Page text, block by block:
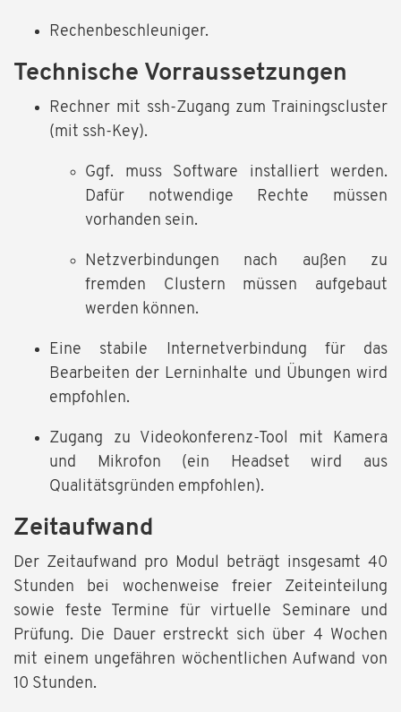
Rechenbeschleuniger.
Technische Vorraussetzungen
Rechner mit ssh-Zugang zum Trainingscluster
(mit ssh-Key).
Ggf. muss Software installiert werden.
Dafür notwendige Rechte müssen
vorhanden sein.
Netzverbindungen nach außen zu
fremden Clustern müssen aufgebaut
werden können.
Eine stabile Internetverbindung für das
Bearbeiten der Lerninhalte und Übungen wird
empfohlen.
Zugang zu Videokonferenz-Tool mit Kamera
und Mikrofon (ein Headset wird aus
Qualitätsgründen empfohlen).
Zeitaufwand
Der Zeitaufwand pro Modul beträgt insgesamt 40
Stunden bei wochenweise freier Zeiteinteilung
sowie feste Termine für virtuelle Seminare und
Prüfung. Die Dauer erstreckt sich über 4 Wochen
mit einem ungefähren wöchentlichen Aufwand von
10 Stunden.